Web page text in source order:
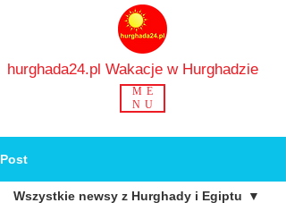
hurghada24.pl Wakacje w Hurghadzie
ME
NU
Post
Wszystkie newsy z Hurghady i Egiptu